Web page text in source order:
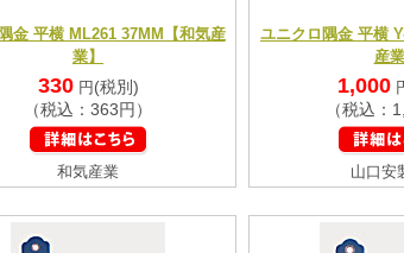
金 平横 ML261 37MM【和気産
業】
330円 (税別)
（税込：363円）
和気産業
ユニクロ隅金 平横
産業
1,000
（税込：
山口安